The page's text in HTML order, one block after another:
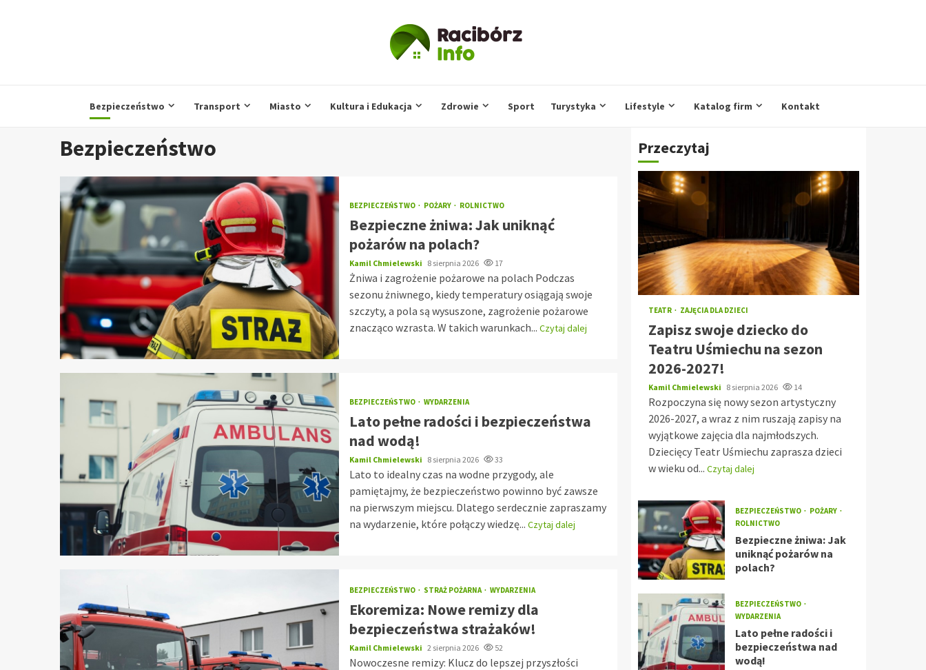
Bezpieczeństwo Transport Miasto Kultura i Edukacja Zdrowie Sport Turystyka Lifestyle Katalog firm Kontakt
Bezpieczeństwo
BEZPIECZEŃSTWO POŻARY ROLNICTWO
Bezpieczne żniwa: Jak uniknąć
pożarów na polach?
Kamil Chmielewski 8 sierpnia 2026 17
Żniwa i zagrożenie pożarowe na polach Podczas
sezonu żniwnego, kiedy temperatury osiągają swoje
szczyty, a pola są wysuszone, zagrożenie pożarowe
znacząco wzrasta. W takich warunkach... Czytaj dalej
BEZPIECZEŃSTWO WYDARZENIA
Lato pełne radości i bezpieczeństwa
nad wodą!
Kamil Chmielewski 8 sierpnia 2026 33
Lato to idealny czas na wodne przygody, ale
pamiętajmy, że bezpieczeństwo powinno być zawsze
na pierwszym miejscu. Dlatego serdecznie zapraszamy
na wydarzenie, które połączy wiedzę... Czytaj dalej
BEZPIECZEŃSTWO STRAŻ POŻARNA WYDARZENIA
Ekoremiza: Nowe remizy dla
bezpieczeństwa strażaków!
Kamil Chmielewski 2 sierpnia 2026 52
Nowoczesne remizy: Klucz do lepszej przyszłości
Przeczytaj
TEATR ZAJĘCIA DLA DZIECI
Zapisz swoje dziecko do
Teatru Uśmiechu na sezon
2026-2027!
Kamil Chmielewski 8 sierpnia 2026 14
Rozpoczyna się nowy sezon artystyczny
2026-2027, a wraz z nim ruszają zapisy na
wyjątkowe zajęcia dla najmłodszych.
Dziecięcy Teatr Uśmiechu zaprasza dzieci
w wieku od... Czytaj dalej
BEZPIECZEŃSTWO
POŻARY
ROLNICTWO
Bezpieczne żniwa: Jak
uniknąć pożarów na
polach?
BEZPIECZEŃSTWO
WYDARZENIA
Lato pełne radości i
bezpieczeństwa nad
wodą!